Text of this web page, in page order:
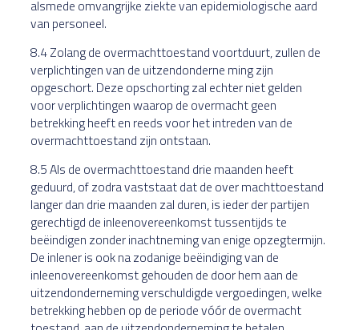
alsmede omvangrijke ziekte van epidemiologische aard
van personeel.
8.4 Zolang de overmachttoestand voortduurt, zullen de
verplichtingen van de uitzendonderne ming zijn
opgeschort. Deze opschorting zal echter niet gelden
voor verplichtingen waarop de overmacht geen
betrekking heeft en reeds voor het intreden van de
overmachttoestand zijn ontstaan.
8.5 Als de overmachttoestand drie maanden heeft
geduurd, of zodra vaststaat dat de over machttoestand
langer dan drie maanden zal duren, is ieder der partijen
gerechtigd de inleenovereenkomst tussentijds te
beëindigen zonder inachtneming van enige opzegtermijn.
De inlener is ook na zodanige beëindiging van de
inleenovereenkomst gehouden de door hem aan de
uitzendonderneming verschuldigde vergoedingen, welke
betrekking hebben op de periode vóór de overmacht